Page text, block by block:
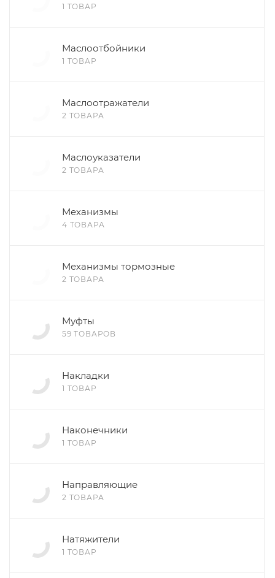
1 ТОВАР
Маслоотбойники
1 ТОВАР
Маслоотражатели
2 ТОВАРА
Маслоуказатели
2 ТОВАРА
Механизмы
4 ТОВАРА
Механизмы тормозные
2 ТОВАРА
Муфты
59 ТОВАРОВ
Накладки
1 ТОВАР
Наконечники
1 ТОВАР
Направляющие
2 ТОВАРА
Натяжители
1 ТОВАР